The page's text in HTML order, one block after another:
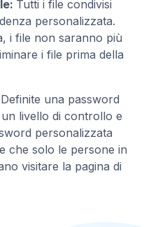
Tutti i file condivisi
personalizzata.
i file non saranno più
i file prima della
Definite una password
livello di controllo e
personalizzata
che solo le persone in
visitare la pagina di